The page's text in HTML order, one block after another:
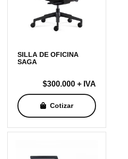
SILLA DE OFICINA
SAGA
$300.000 + IVA
Cotizar